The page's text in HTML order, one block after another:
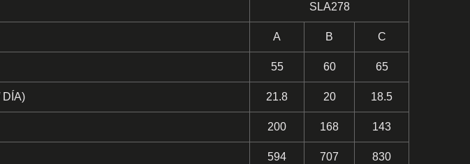
SLA278
A B C
55 60 65
DÍA) 21.8 20 18.5
200 168 143
594 707 830